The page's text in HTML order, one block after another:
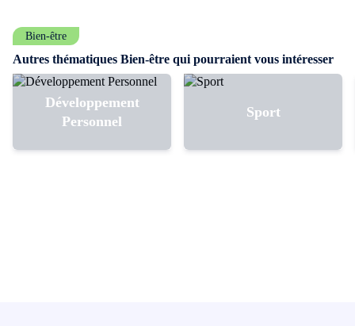
Bien-être
Autres thématiques Bien-être qui pourraient vous intéresser
Développement
Personnel
Sport